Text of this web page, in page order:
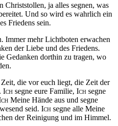
Christstollen, ja alles segnen, was
Und so wird es wahrlich ein
Friedens sein.
Immer mehr Lichtboten erwachen
der Liebe und des Friedens.
Gedanken dorthin zu tragen, wo
Zeit, die vor euch liegt, die Zeit der
Ich segne eure Familie, Ich segne
ch Meine Hände aus und segne
seid. Ich segne alle Meine
der Reinigung und im Himmel.